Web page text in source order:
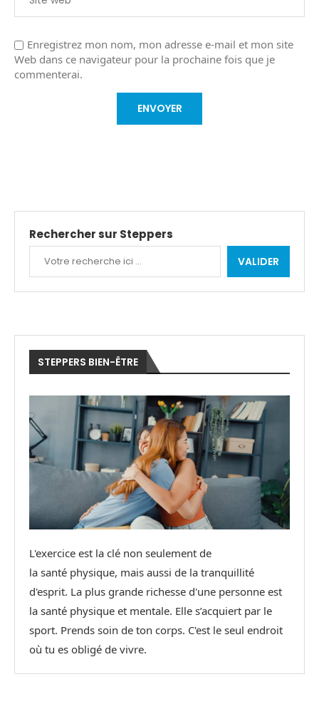
Enregistrez mon nom, mon adresse e-mail et mon site
Web dans ce navigateur pour la prochaine fois que je
commenterai.
Rechercher sur Steppers
VALIDER
STEPPERS BIEN-ÊTRE
L'exercice est la clé non seulement de
la santé physique, mais aussi de la tranquillité
d'esprit. La plus grande richesse d'une personne est
la santé physique et mentale. Elle s’acquiert par le
sport. Prends soin de ton corps. C'est le seul endroit
où tu es obligé de vivre.